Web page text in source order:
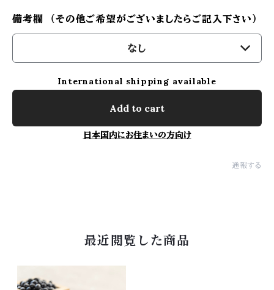
備考欄 （その他ご希望がございましたらご記入下さい）
なし
International shipping available
Add to cart
日本国内にお住まいの方向け
通報する
最近閲覧した商品